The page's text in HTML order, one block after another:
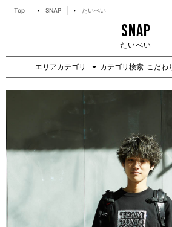
Top SNAP たいぺい
SNAP
たいぺい
エリアカテゴリ カテゴリ検索 こだわ